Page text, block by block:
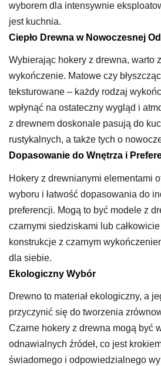
wyborem dla intensywnie
jest kuchnia.
Ciepło Drewna w Nowoczesnej
Wybierając hokery z drewna, warto
wykończenie. Matowe czy
teksturowane – każdy rodzaj
wpłynąć na ostateczny wygląd i
z drewnem doskonale pasują do
rustykalnych, a także tych o
Dopasowanie do Wnętrza i
Hokery z drewnianymi elementami
wyboru i łatwość dopasowania do
preferencji. Mogą to być modele z
czarnymi siedziskami lub
konstrukcje z czarnym
dla siebie.
Ekologiczny Wybór
Drewno to materiał ekologiczny, a
przyczynić się do tworzenia
Czarne hokery z drewna mogą być
odnawialnych źródeł, co jest
świadomego i odpowiedzialnego